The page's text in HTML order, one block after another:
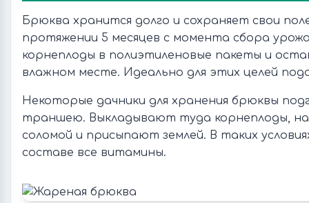
Брюква хранится долго и сохраняет свои
протяжении 5 месяцев с момента сбора
корнеплоды в полиэтиленовые пакеты и
влажном месте. Идеально для этих целей
Некоторые дачники для хранения брюквы
траншею. Выкладывают туда корнеплоды,
соломой и присыпают землей. В таких
составе все витамины.